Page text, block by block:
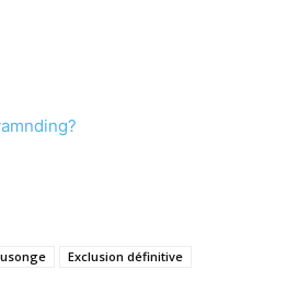
Exclusion définitive